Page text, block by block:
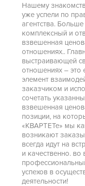
Нашему
уже успели по
агентства.
комплексный и
взвешенная
отношениях..
выстраивающей
отношениях –
элемент
заказчиком и
сочетать
взвешенная
позиции, на
«КВАРТЕТе» мы
возникают
всегда идут на
и качественно. во
успехов в
деятельности!